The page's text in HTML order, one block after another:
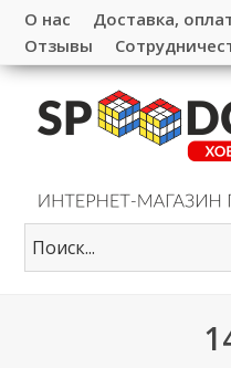
О нас Доставка,
Отзывы